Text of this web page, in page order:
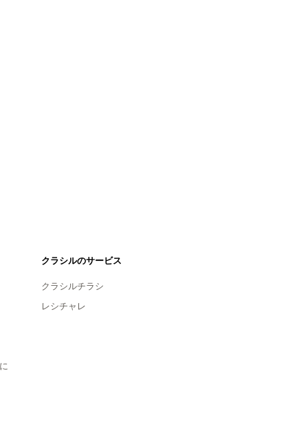
クラシルのサービス
クラシルチラシ
レシチャレ